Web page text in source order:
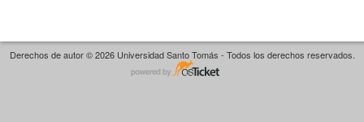
Derechos de autor © 2026 Universidad Santo Tomás - Todos los derechos reservados.